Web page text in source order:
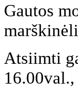
Gautos
Atsiimti